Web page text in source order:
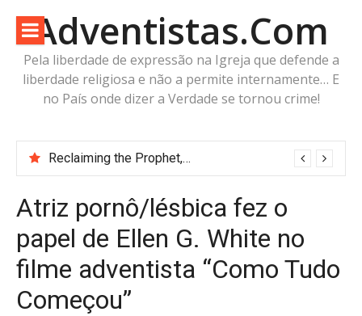
para
conteúdo
Adventistas.Com
Pela liberdade de expressão na Igreja que defende a
liberdade religiosa e não a permite internamente… E
no País onde dizer a Verdade se tornou crime!
Reclaiming the Prophet, o livro que o White Estate censurou e proibiu
Atriz pornô/lésbica fez o
papel de Ellen G. White no
filme adventista “Como Tudo
Começou”